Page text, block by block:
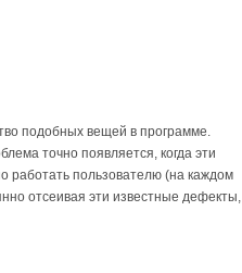
подобных вещей в программе.
точно появляется, когда эти
работать пользователю (на каждом
отсеивая эти известные дефекты,